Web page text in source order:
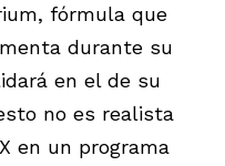
fórmula que
durante su
en el de su
no es realista
en un programa